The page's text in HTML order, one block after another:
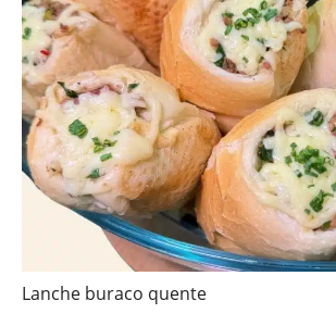
Lanche buraco quente